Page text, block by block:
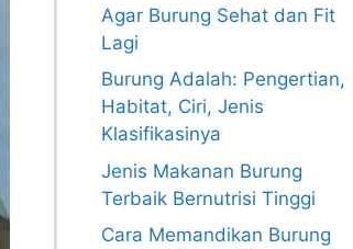
Agar Burung Sehat dan Fit
Lagi
Burung Adalah: Pengertian,
Habitat, Ciri, Jenis
Klasifikasinya
Jenis Makanan Burung
Terbaik Bernutrisi Tinggi
Cara Memandikan Burung